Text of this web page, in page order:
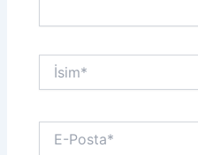
İsim*
Posta*